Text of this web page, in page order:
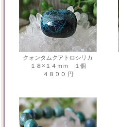
クォンタムクアトロシリカ
１８×１４ｍｍ １個
４８００ 円